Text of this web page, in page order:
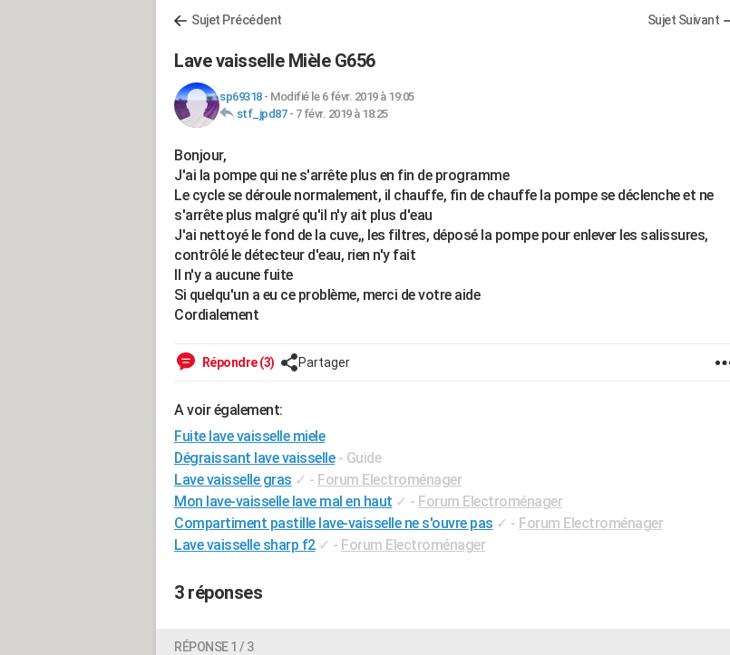
Sujet Précédent Sujet Suivant
Lave vaisselle Mièle G656
sp69318- Modifié le 6 févr. 2019 à 19:05
stf_jpd87- 7 févr. 2019 à 18:25
Bonjour,
J'ai la pompe qui ne s'arrête plus en fin de programme
Le cycle se déroule normalement, il chauffe, fin de chauffe la pompe se déclenche et ne
s'arrête plus malgré qu'il n'y ait plus d'eau
J'ai nettoyé le fond de la cuve,, les filtres, déposé la pompe pour enlever les salissures,
contrôlé le détecteur d'eau, rien n'y fait
Il n'y a aucune fuite
Si quelqu'un a eu ce problème, merci de votre aide
Cordialement
Répondre (3) Partager
A voir également:
Fuite lave vaisselle miele
Dégraissant lave vaisselle - Guide
Lave vaisselle gras ✓ - Forum Electroménager
Mon lave-vaisselle lave mal en haut ✓ - Forum Electroménager
Compartiment pastille lave-vaisselle ne s'ouvre pas ✓ - Forum Electroménager
Lave vaisselle sharp f2 ✓ - Forum Electroménager
3 réponses
RÉPONSE 1 / 3